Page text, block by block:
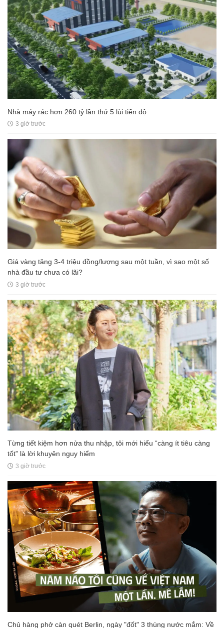
Nhà máy rác hơn 260 tỷ lần thứ 5 lùi tiến độ
3 giờ trước
Giá vàng tăng 3-4 triệu đồng/lượng sau một tuần, vì sao một số
nhà đầu tư chưa có lãi?
3 giờ trước
Từng tiết kiệm hơn nửa thu nhập, tôi mới hiểu “càng ít tiêu càng
tốt” là lời khuyên nguy hiểm
3 giờ trước
Chủ hàng phở càn quét Berlin, ngày "đốt" 3 thùng nước mắm: Về